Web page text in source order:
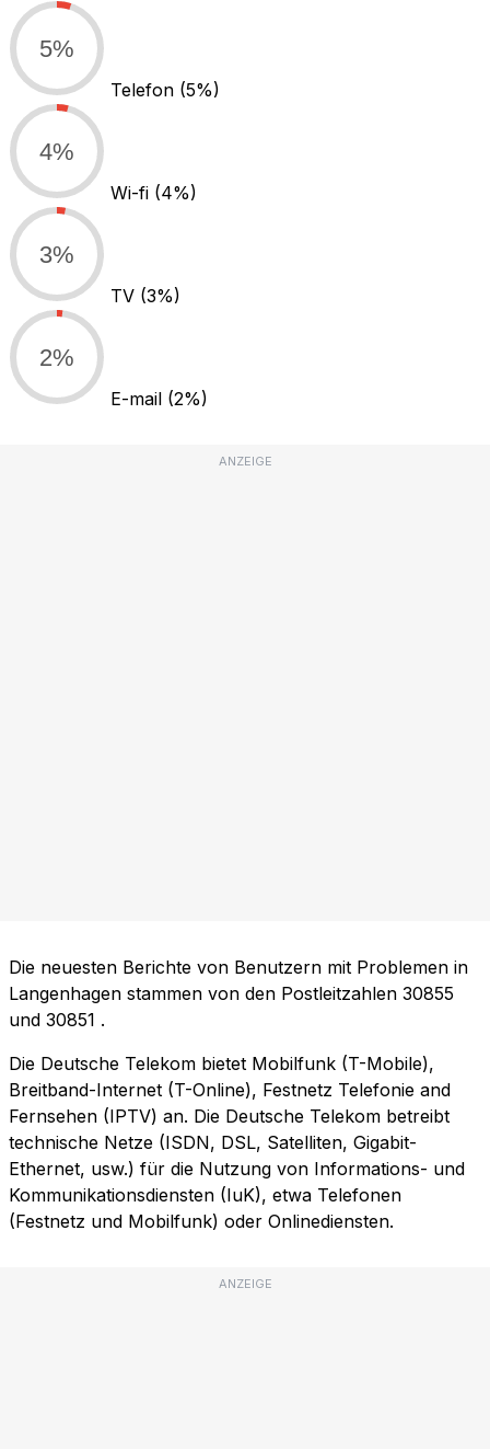
5%
Telefon (5%)
4%
Wi-fi (4%)
3%
TV (3%)
2%
E-mail (2%)
ANZEIGE
Die neuesten Berichte von Benutzern mit Problemen in
Langenhagen stammen von den Postleitzahlen 30855
und 30851 .
Die Deutsche Telekom bietet Mobilfunk (T-Mobile),
Breitband-Internet (T-Online), Festnetz Telefonie and
Fernsehen (IPTV) an. Die Deutsche Telekom betreibt
technische Netze (ISDN, DSL, Satelliten, Gigabit-
Ethernet, usw.) für die Nutzung von Informations- und
Kommunikationsdiensten (IuK), etwa Telefonen
(Festnetz und Mobilfunk) oder Onlinediensten.
ANZEIGE